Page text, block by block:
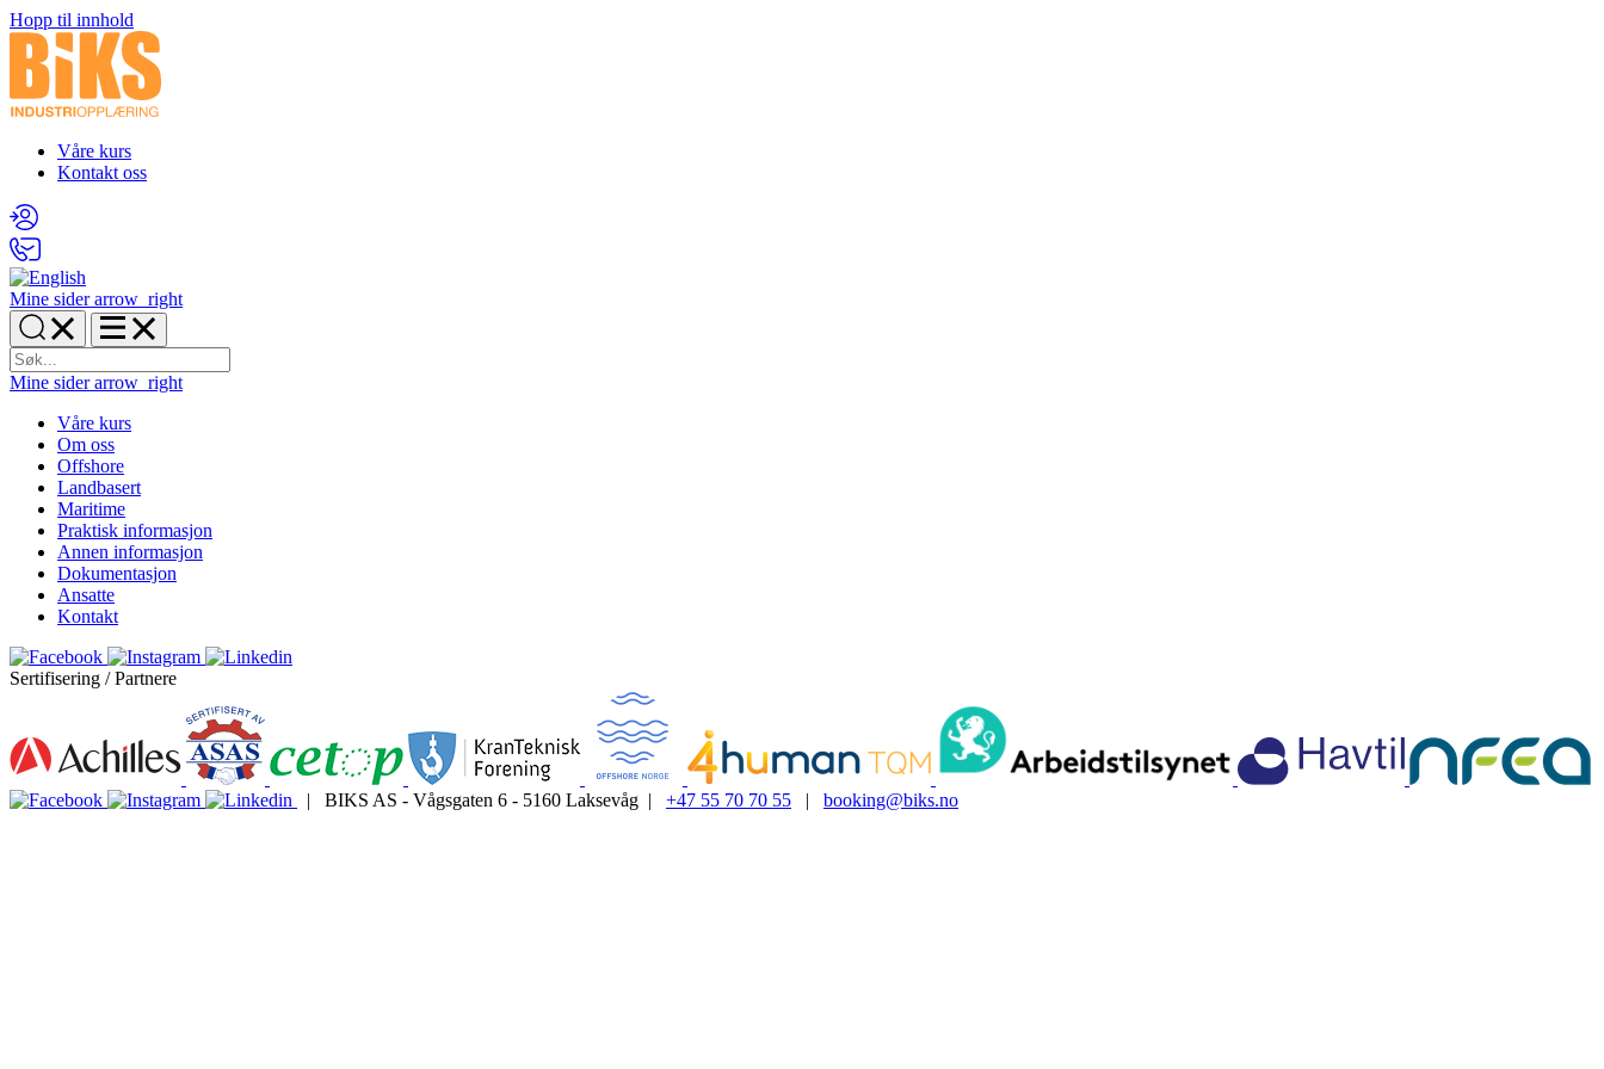
Hopp til innhold
Våre kurs
Kontakt oss
Mine sider arrow_right
Mine sider arrow_right
Våre kurs
Om oss
Offshore
Landbasert
Maritime
Praktisk informasjon
Annen informasjon
Dokumentasjon
Ansatte
Kontakt
Sertifisering / Partnere
| BIKS AS - Vågsgaten 6 - 5160 Laksevåg | +47 55 70 70 55 | booking@biks.no